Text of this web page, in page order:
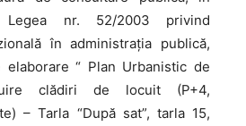
Legea nr. 52/2003 privind
în administrația publică,
“ Plan Urbanistic de
clădiri de locuit (P+4,
– Tarla “După sat”, tarla 15,